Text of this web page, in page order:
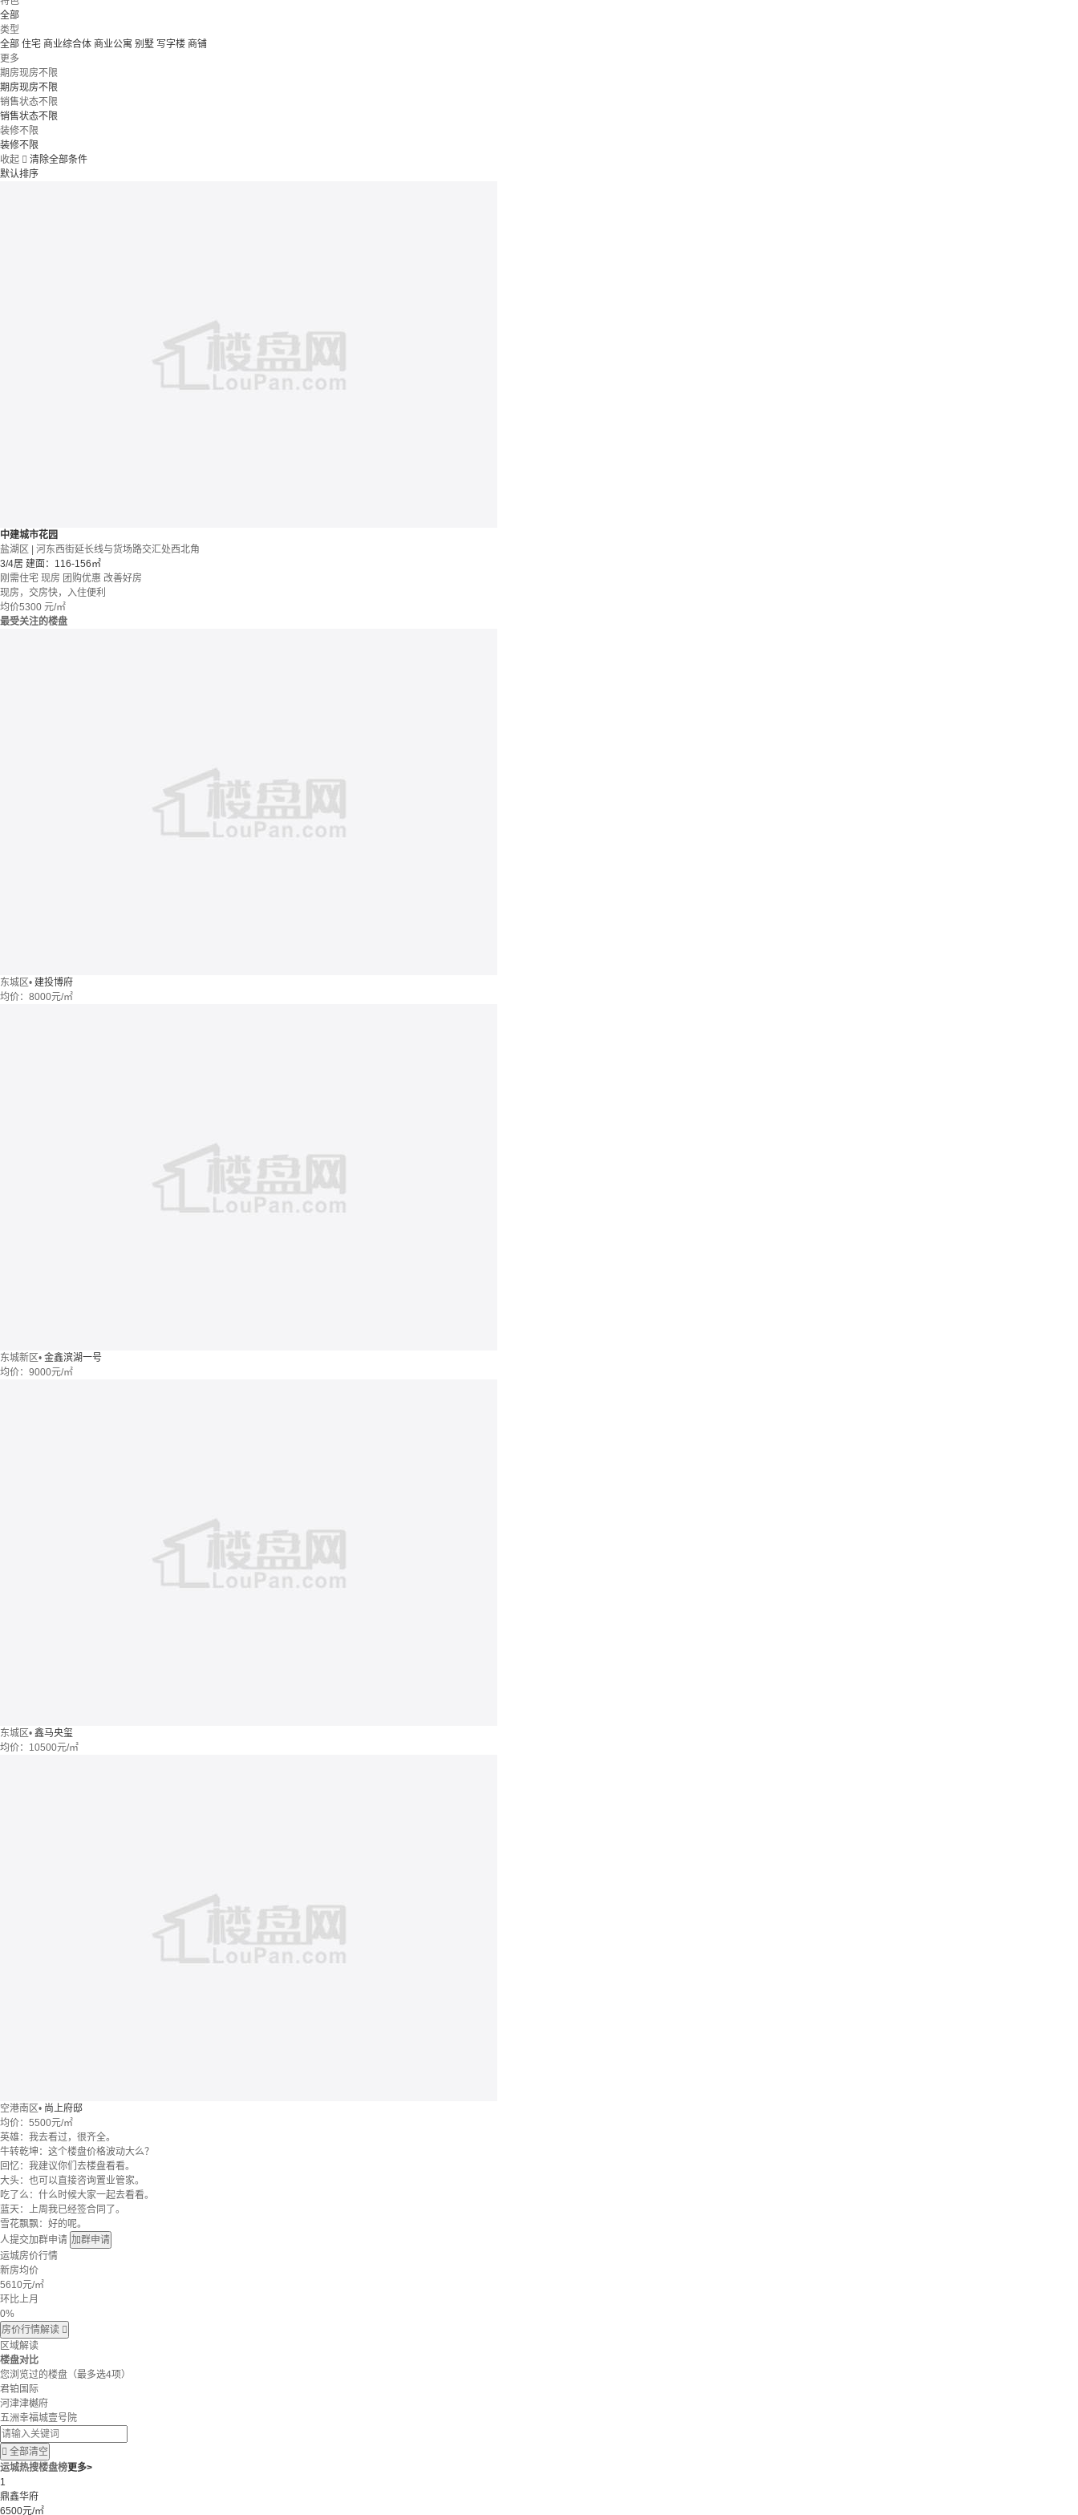
全部
类型
全部 住宅 商业综合体 商业公寓 别墅 写字楼 商铺
更多
期房现房不限
期房现房不限
销售状态不限
销售状态不限
装修不限
装修不限
收起  清除全部条件
默认排序
中建城市花园
盐湖区 | 河东西街延长线与货场路交汇处西北角
3/4居 建面：116-156㎡
刚需住宅 现房 团购优惠 改善好房
现房，交房快，入住便利
均价5300 元/㎡
最受关注的楼盘
东城区• 建投博府
均价： 8000元/㎡
东城新区• 金鑫滨湖一号
均价： 9000元/㎡
东城区• 鑫马央玺
均价： 10500元/㎡
空港南区• 尚上府邸
均价： 5500元/㎡
英雄：我去看过，很齐全。
牛转乾坤：这个楼盘价格波动大么？
回忆：我建议你们去楼盘看看。
大头：也可以直接咨询置业管家。
吃了么：什么时候大家一起去看看。
蓝天：上周我已经签合同了。
雪花飘飘：好的呢。
人提交加群申请 加群申请
运城房价行情
新房均价
5610元/㎡
环比上月
0%
房价行情解读 
区域解读
楼盘对比
您浏览过的楼盘 （最多选4项）
君铂国际
河津津樾府
五洲幸福城壹号院
 全部清空
运城热搜楼盘榜更多>
1
鼎鑫华府
6500元/㎡